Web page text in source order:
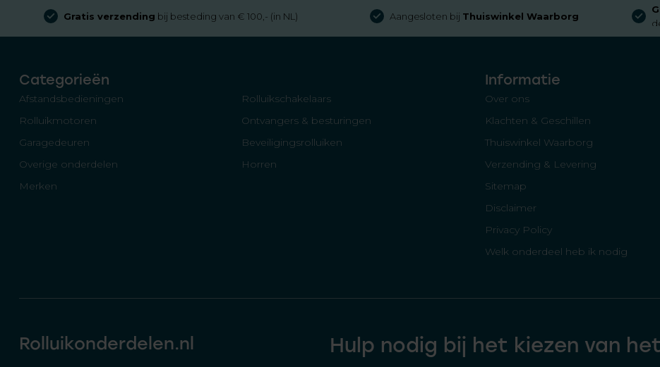
Gratis verzending bij besteding van € 100,- (in NL) Aangesloten bij Thuiswinkel Waarborg
Categorieën
Afstandsbedieningen
Rolluikschakelaars
Rolluikmotoren
Ontvangers & besturingen
Garagedeuren
Beveiligingsrolluiken
Overige onderdelen
Horren
Merken
Informatie
Over ons
Klachten & Geschillen
Thuiswinkel Waarborg
Verzending & Levering
Sitemap
Disclaimer
Privacy Policy
Welk onderdeel heb ik nodig
Rolluikonderdelen.nl Hulp nodig bij het kiezen van